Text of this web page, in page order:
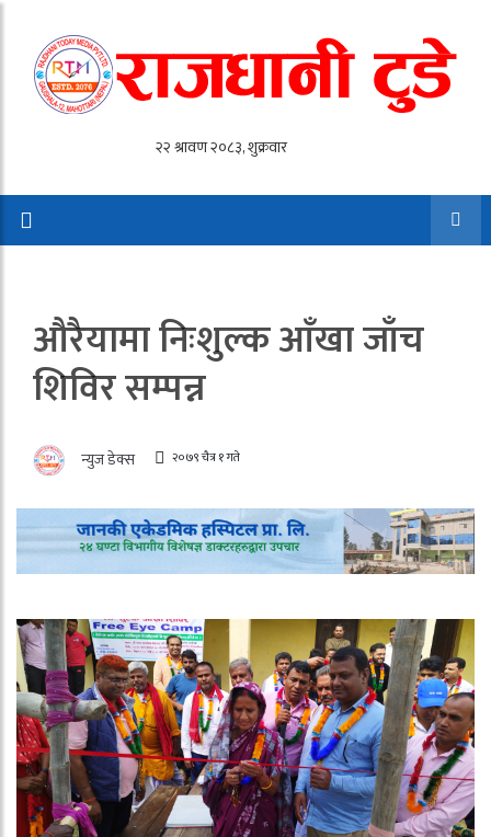
औरैयामा निःशुल्क आँखा जाँच
शिविर सम्पन्न
न्युज डेक्स २०७९ चैत्र १ गते